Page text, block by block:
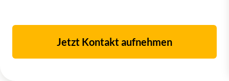
Jetzt Kontakt aufnehmen